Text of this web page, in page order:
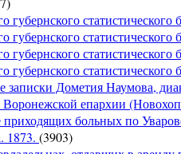
губернского
губернского
губернского
губернского
Дометия Наумова,
епархии
больных по
1873. (3903)